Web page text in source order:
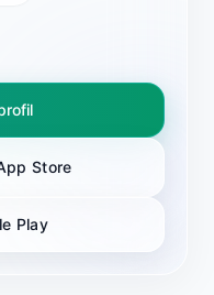
Store
Play